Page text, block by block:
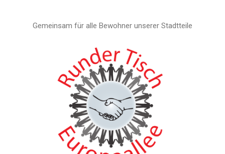
Gemeinsam für alle Bewohner unserer Stadtteile